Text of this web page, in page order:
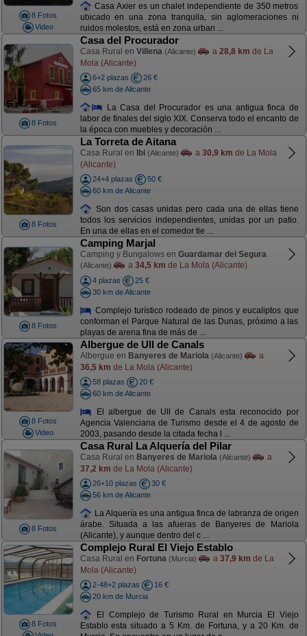
8 Fotos
Video
Casa Axier es un chalet independiente de 350 metros
ubicado en una zona tranquila, sin aglomeraciones ni
ruidos molestos, está en zona urban ...
8 Fotos
Casa del Procurador
Casa Rural en Villena (Alicante) a 28,8 km de La
Mola (Alicante)
6+2 plazas
26 €
65 km de Alicante
La Casa del Procurador es una antigua finca de
labor de finales del siglo XIX. Conserva todo el encanto de
la época con muebles y decoración ...
8 Fotos
La Torreta de Aitana
Casa Rural en Ibi (Alicante) a 30,9 km de La Mola
(Alicante)
24+4 plazas
50 €
60 km de Alicante
Son dos casas unidas pero cada una de ellas tiene
todos los servicios independientes, unidas por un patio.
En una de ellas en el comedor tie ...
8 Fotos
Camping Marjal
Camping y Bungalows en Guardamar del Segura
(Alicante) a 34,5 km de La Mola (Alicante)
4 plazas
25 €
30 km de Alicante
Complejo turístico rodeado de pinos y eucaliptos que
conforman el Parque Natural de las Dunas, próximo a las
playas de arena fina de más de ...
8 Fotos
Video
Albergue de Ull de Canals
Albergue en Banyeres de Mariola (Alicante)
a
36,5 km de La Mola (Alicante)
58 plazas
20 €
60 km de Alicante
El albergue de Ull de Canals esta reconocido por
Agencia Valenciana de Turismo desde el 4 de agosto de
2003, pasando desde la citada fecha l ...
8 Fotos
Casa Rural La Alquería del Pilar
Casa Rural en Banyeres de Mariola (Alicante)
a
37,2 km de La Mola (Alicante)
26+10 plazas
30 €
56 km de Alicante
La Alquería es una antigua finca de labranza de origen
árabe. Situada a las afueras de Banyeres de Mariola
(Alicante), y aunque dentro del c ...
8 Fotos
Complejo Rural El Viejo Establo
Casa Rural en Fortuna (Murcia) a 37,9 km de La
Mola (Alicante)
2-48+2 plazas
16 €
20 km de Murcia
El Complejo de Turismo Rural en Murcia El Viejo
Establo esta situado a 5 Km. de Fortuna, y a 20 Km. de